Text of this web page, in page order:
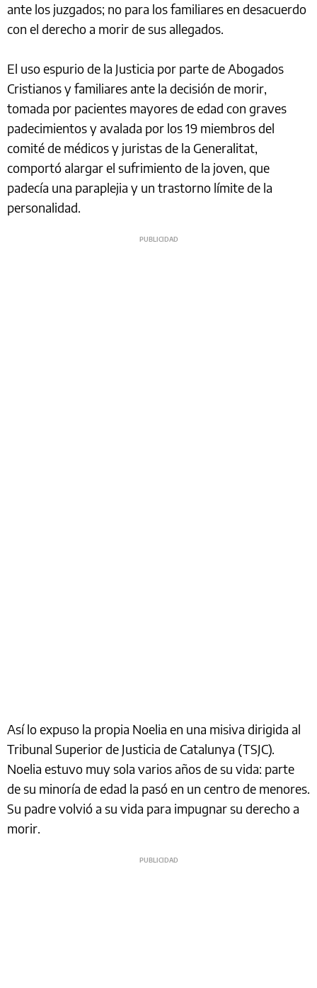
ante los juzgados; no para los familiares en desacuerdo
con el derecho a morir de sus allegados.
El uso espurio de la Justicia por parte de Abogados
Cristianos y familiares ante la decisión de morir,
tomada por pacientes mayores de edad con graves
padecimientos y avalada por los 19 miembros del
comité de médicos y juristas de la Generalitat,
comportó alargar el sufrimiento de la joven, que
padecía una paraplejia y un trastorno límite de la
personalidad.
Así lo expuso la propia Noelia en una misiva dirigida al
Tribunal Superior de Justicia de Catalunya (TSJC).
Noelia estuvo muy sola varios años de su vida: parte
de su minoría de edad la pasó en un centro de menores.
Su padre volvió a su vida para impugnar su derecho a
morir.